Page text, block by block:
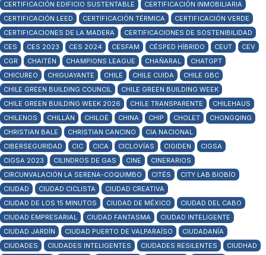
CERTIFICACIÓN EDIFICIO SUSTENTABLE
CERTIFICACIÓN INMOBILIARIA
CERTIFICACIÓN LEED
CERTIFICACIÓN TÉRMICA
CERTIFICACIÓN VERDE
CERTIFICACIONES DE LA MADERA
CERTIFICACIONES DE SOSTENIBILIDAD
CES
CES 2023 CES 2024 CESFAM CÉSPED HÍBRIDO CEUT
CEV
CGR
CHAITÉN CHAMPIONS LEAGUE CHAÑARAL
CHATGPT
CHICUREO
CHIGUAYANTE CHILE CHILE CUIDA
CHILE GBC
CHILE GREEN BUILDING COUNCIL
CHILE GREEN BUILDING WEEK
CHILE GREEN BUILDING WEEK 2026
CHILE TRANSPARENTE
CHILEHAUS
CHILENOS
CHILLÁN CHILOÉ CHINA CHIP CHOLET
CHONGQING
CHRISTIAN BALE
CHRISTIAN CANCINO
CIA NACIONAL
CIBERSEGURIDAD
CIC CICA CICLOVÍAS CIGIDEN
CIGSA
CIGSA 2023
CILINDROS DE GAS CINE
CINERARIOS
CIRCUNVALACIÓN LA SERENA-COQUIMBO
CITÉS
CITY LAB BIOBÍO
CIUDAD
CIUDAD CICLISTA
CIUDAD CREATIVA
CIUDAD DE LOS 15 MINUTOS
CIUDAD DE MÉXICO
CIUDAD DEL CABO
CIUDAD EMPRESARIAL
CIUDAD FANTASMA
CIUDAD INTELIGENTE
CIUDAD JARDÍN
CIUDAD PUERTO DE VALPARAÍSO
CIUDADANÍA
CIUDADES
CIUDADES INTELIGENTES CIUDADES RESILENTES
CIUDHAD